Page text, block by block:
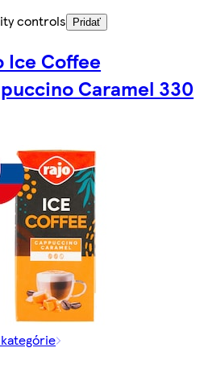
controls
Pridať
Ice Coffee
Caramel 330